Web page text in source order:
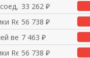
033 262 ₽
RealF56 738 ₽
версии
7 463 ₽
RealF56 738 ₽